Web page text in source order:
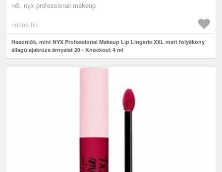
női, nyx professional makeup
notino.hu
Hasonlók, mint NYX Professional Makeup Lip Lingerie XXL matt folyékony
állagú ajakrúzs árnyalat 20 - Knockout 4 ml